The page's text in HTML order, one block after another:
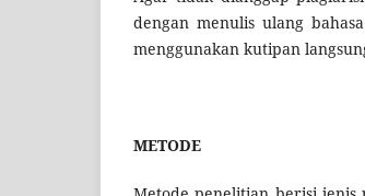
dengan menulis ulang
menggunakan kutipan
METODE